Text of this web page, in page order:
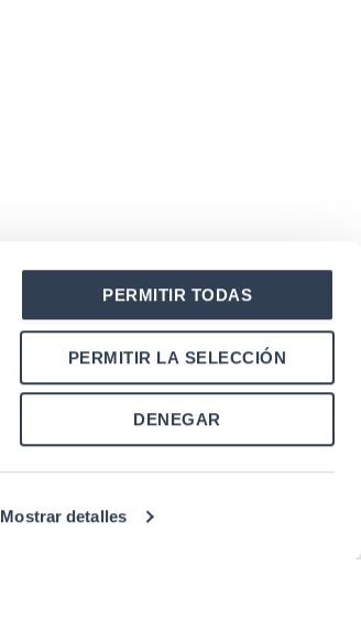
Mostrar detalles
PERMITIR TODAS
PERMITIR LA SELECCIÓN
DENEGAR